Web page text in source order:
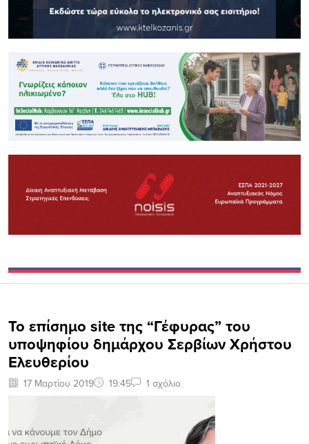
Το επίσημο site της “Γέφυρας” του
υποψηφίου δημάρχου Σερβίων Χρήστου
Ελευθερίου
17 Μαρτίου 2019 19:45 1 σχόλιο